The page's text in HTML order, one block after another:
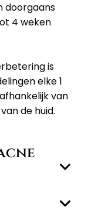
doorgaans
4 weken
is
elke 1
van
de huid.